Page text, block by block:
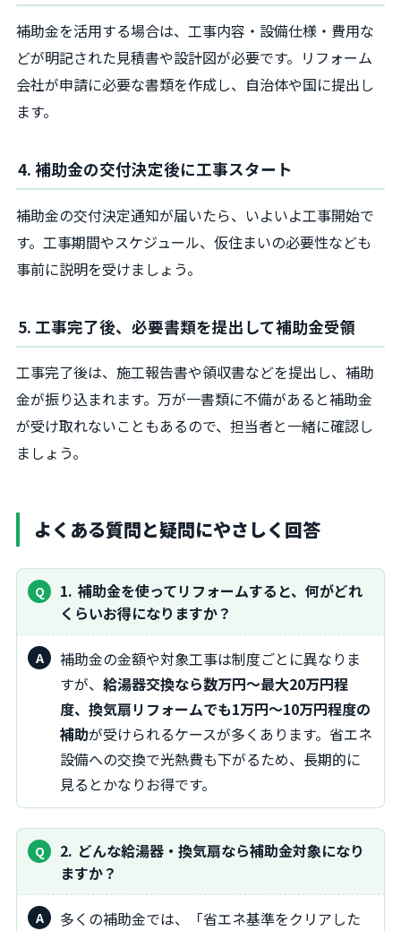
補助金を活用する場合は、工事内容・設備仕様・費用な
どが明記された見積書や設計図が必要です。リフォーム
会社が申請に必要な書類を作成し、自治体や国に提出し
ます。
4. 補助金の交付決定後に工事スタート
補助金の交付決定通知が届いたら、いよいよ工事開始で
す。工事期間やスケジュール、仮住まいの必要性なども
事前に説明を受けましょう。
5. 工事完了後、必要書類を提出して補助金受領
工事完了後は、施工報告書や領収書などを提出し、補助
金が振り込まれます。万が一書類に不備があると補助金
が受け取れないこともあるので、担当者と一緒に確認し
ましょう。
よくある質問と疑問にやさしく回答
1 補助金を使ってリフォームすると、何がどれ
くらいお得になりますか？
補助金の金額や対象工事は制度ごとに異なりま
すが、 給湯器交換なら数万円～最大20万円程
度、換気扇リフォームでも1万円～10万円程度の
補助が受けられるケースが多くあります。省エネ
設備への交換で光熱費も下がるため、長期的に
見るとかなりお得です。
2 どんな給湯器・換気扇なら補助金対象になり
ますか？
多くの補助金では、「省エネ基準をクリアした